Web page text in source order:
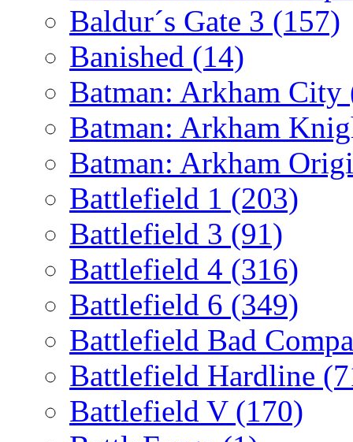
Baldur´s Gate 3 (157)
Banished (14)
Batman: Arkham City
Batman: Arkham
Batman: Arkham
Battlefield 1 (203)
Battlefield 3 (91)
Battlefield 4 (316)
Battlefield 6 (349)
Battlefield Bad
Battlefield Hardline
Battlefield V (170)